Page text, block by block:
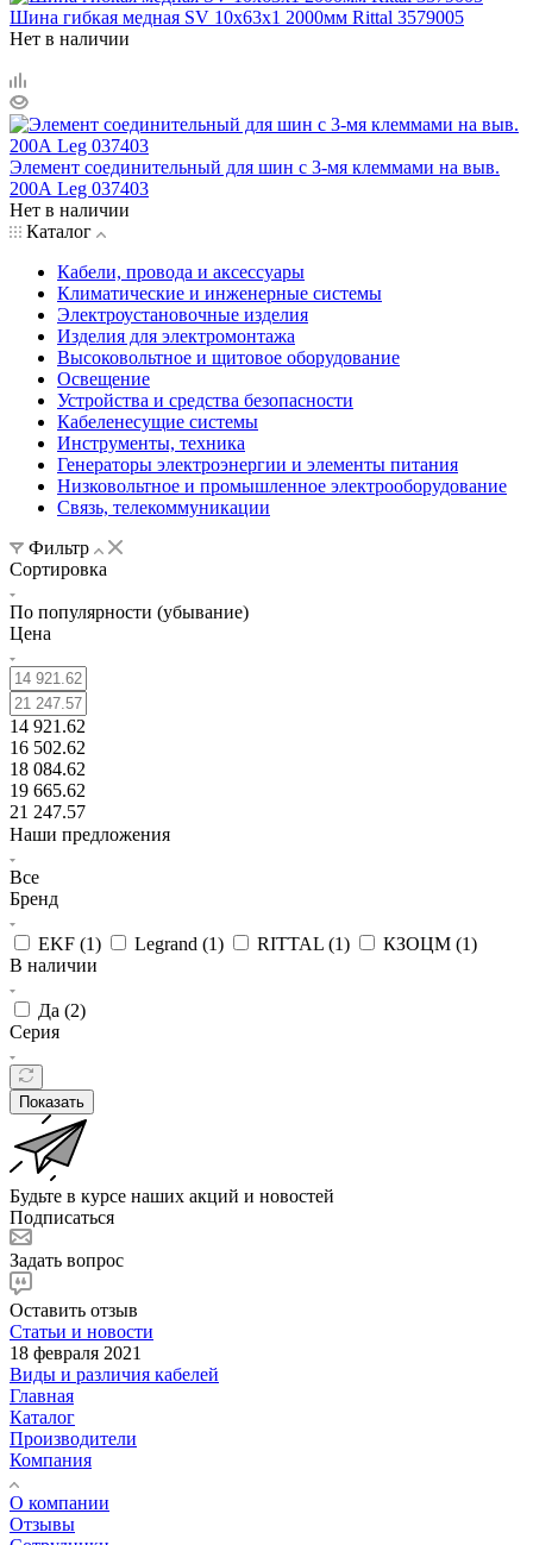
Шина гибкая медная SV 10х63х1 2000мм Rittal 3579005
Нет в наличии
Элемент соединительный для шин с 3-мя клеммами на выв.
200А Leg 037403
Нет в наличии
Каталог
Кабели, провода и аксессуары
Климатические и инженерные системы
Электроустановочные изделия
Изделия для электромонтажа
Высоковольтное и щитовое оборудование
Освещение
Устройства и средства безопасности
Кабеленесущие системы
Инструменты, техника
Генераторы электроэнергии и элементы питания
Низковольтное и промышленное электрооборудование
Связь, телекоммуникации
Фильтр
Сортировка
По популярности (убывание)
Цена
14 921.62
16 502.62
18 084.62
19 665.62
21 247.57
Наши предложения
Все
Бренд
EKF (1) Legrand (1) RITTAL (1) КЗОЦМ (1)
В наличии
Да (2)
Серия
Показать
Будьте в курсе наших акций и новостей
Подписаться
Задать вопрос
Оставить отзыв
Статьи и новости
18 февраля 2021
Виды и различия кабелей
Главная
Каталог
Производители
Компания
О компании
Отзывы